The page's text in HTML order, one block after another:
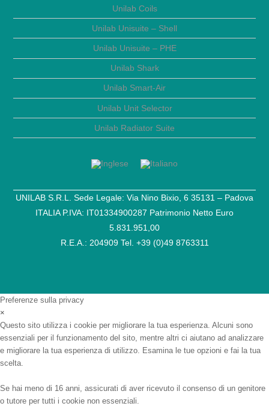
Unilab Coils
Unilab Unisuite – Shell
Unilab Unisuite – PHE
Unilab Shark
Unilab Smart-Air
Unilab Unit Selector
Unilab Radiator Suite
UNILAB S.R.L. Sede Legale: Via Nino Bixio, 6 35131 – Padova
ITALIA P.IVA: IT01334900287 Patrimonio Netto Euro
5.831.951,00
R.E.A.: 204909 Tel. +39 (0)49 8763311
Preferenze sulla privacy
×
Questo sito utilizza i cookie per migliorare la tua esperienza. Alcuni sono
essenziali per il funzionamento del sito, mentre altri ci aiutano ad analizzare
e migliorare la tua esperienza di utilizzo. Esamina le tue opzioni e fai la tua
scelta.
Se hai meno di 16 anni, assicurati di aver ricevuto il consenso di un genitore
o tutore per tutti i cookie non essenziali.